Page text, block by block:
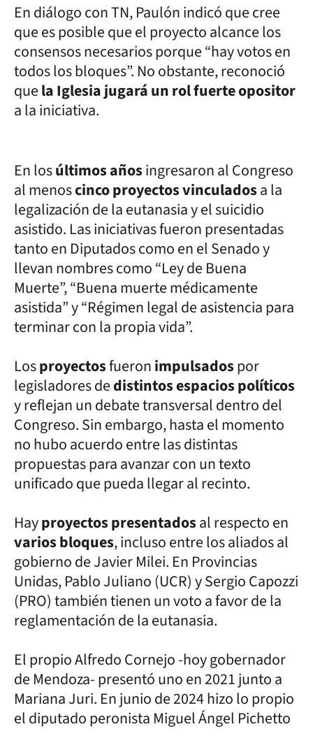
En diálogo con TN, Paulón indicó que cree
que es posible que el proyecto alcance los
consensos necesarios porque “hay votos en
todos los bloques”. No obstante, reconoció
quela Iglesia jugará un rol fuerte opositor
a la iniciativa.
En losúltimos añosingresaron al Congreso
al menoscinco proyectos vinculadosa la
legalización de la eutanasia y el suicidio
asistido. Las iniciativas fueron presentadas
tanto en Diputados como en el Senado y
llevan nombres como “Ley de Buena
Muerte”, “Buena muerte médicamente
asistida” y “Régimen legal de asistencia para
terminar con la propia vida”.
Losproyectosfueronimpulsadospor
legisladores dedistintos espacios políticos
y reflejan un debate transversal dentro del
Congreso. Sin embargo, hasta el momento
no hubo acuerdo entre las distintas
propuestas para avanzar con un texto
unificado que pueda llegar al recinto.
Hayproyectos presentadosal respecto en
varios bloques, incluso entre los aliados al
gobierno de Javier Milei. En Provincias
Unidas, Pablo Juliano (UCR) y Sergio Capozzi
(PRO) también tienen un voto a favor de la
reglamentación de la eutanasia.
El propio Alfredo Cornejo -hoy gobernador
de Mendoza- presentó uno en 2021 junto a
Mariana Juri. En junio de 2024 hizo lo propio
el diputado peronista Miguel Ángel Pichetto